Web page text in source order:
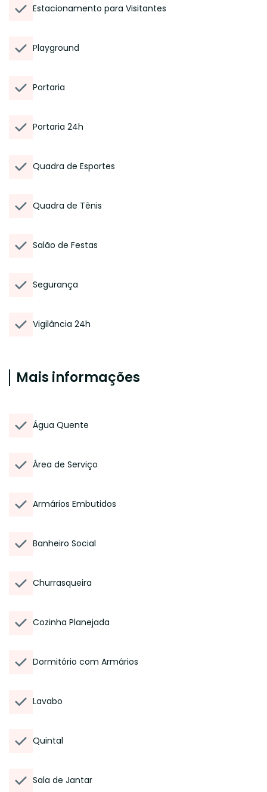
Estacionamento para Visitantes
Playground
Portaria
Portaria 24h
Quadra de Esportes
Quadra de Tênis
Salão de Festas
Segurança
Vigilância 24h
Mais informações
Água Quente
Área de Serviço
Armários Embutidos
Banheiro Social
Churrasqueira
Cozinha Planejada
Dormitório com Armários
Lavabo
Quintal
Sala de Jantar